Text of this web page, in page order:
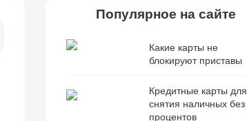
Популярное на сайте
Какие карты не
блокируют приставы
Кредитные карты для
снятия наличных без
процентов